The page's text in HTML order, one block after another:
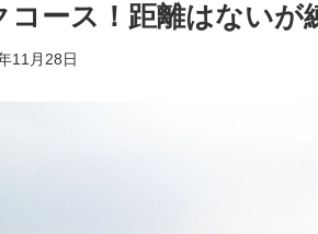
ース！距離はないが
11月28日